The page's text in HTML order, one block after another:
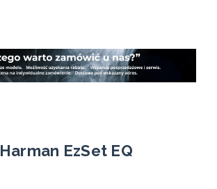
EzSet EQ